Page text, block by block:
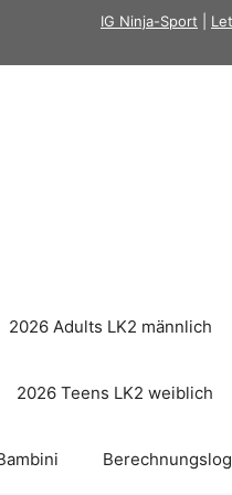
IG Ninja-Sport
2026 Adults LK2 männlich
2026 Teens LK2 weiblich